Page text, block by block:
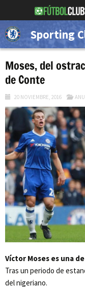
Moses, del
de Conte
20 NOVIEMBRE, 2016
Víctor Moses es una
Tras un periodo de
del nigeriano.